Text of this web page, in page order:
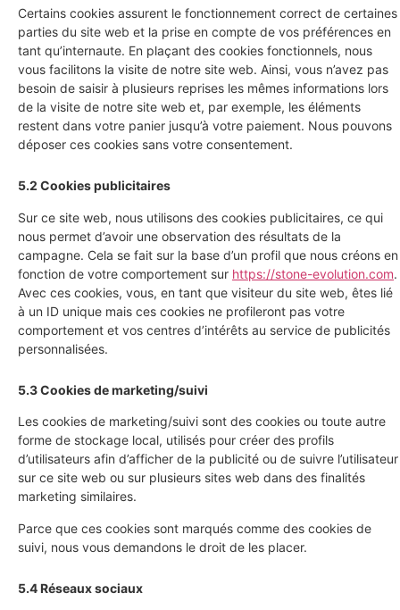
Certains cookies assurent le fonctionnement correct de certaines
parties du site web et la prise en compte de vos préférences en
tant qu’internaute. En plaçant des cookies fonctionnels, nous
vous facilitons la visite de notre site web. Ainsi, vous n’avez pas
besoin de saisir à plusieurs reprises les mêmes informations lors
de la visite de notre site web et, par exemple, les éléments
restent dans votre panier jusqu’à votre paiement. Nous pouvons
déposer ces cookies sans votre consentement.
5.2 Cookies publicitaires
Sur ce site web, nous utilisons des cookies publicitaires, ce qui
nous permet d’avoir une observation des résultats de la
campagne. Cela se fait sur la base d’un profil que nous créons en
fonction de votre comportement sur https://stone-evolution.com.
Avec ces cookies, vous, en tant que visiteur du site web, êtes lié
à un ID unique mais ces cookies ne profileront pas votre
comportement et vos centres d’intérêts au service de publicités
personnalisées.
5.3 Cookies de marketing/suivi
Les cookies de marketing/suivi sont des cookies ou toute autre
forme de stockage local, utilisés pour créer des profils
d’utilisateurs afin d’afficher de la publicité ou de suivre l’utilisateur
sur ce site web ou sur plusieurs sites web dans des finalités
marketing similaires.
Parce que ces cookies sont marqués comme des cookies de
suivi, nous vous demandons le droit de les placer.
5.4 Réseaux sociaux